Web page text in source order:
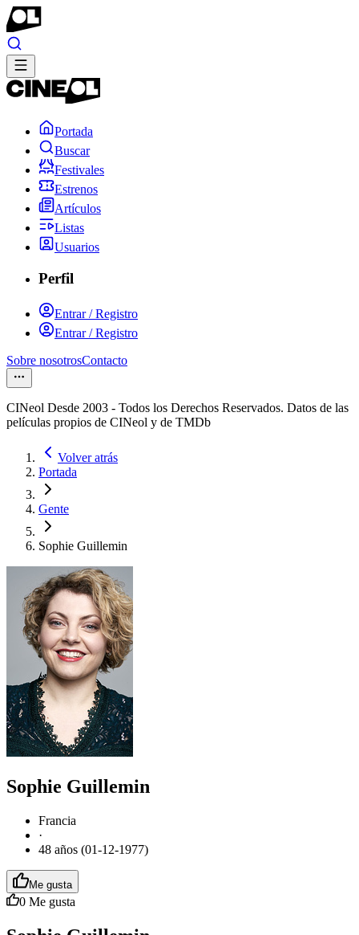
Portada
Buscar
Festivales
Estrenos
Artículos
Listas
Usuarios
Perfil
Entrar / Registro
Entrar / Registro
Sobre nosotrosContacto
CINeol Desde 2003 - Todos los Derechos Reservados. Datos de las
películas propios de CINeol y de TMDb
Volver atrás
Portada
Gente
Sophie Guillemin
Sophie Guillemin
Francia
·
48 años (01-12-1977)
Me gusta
0 Me gusta